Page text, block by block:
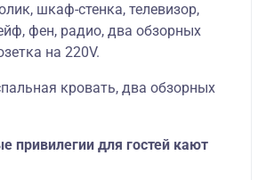
шкаф-стенка, телевизор,
фен, радио, два обзорных
на 220V.
кровать, два обзорных
привилегии для гостей кают